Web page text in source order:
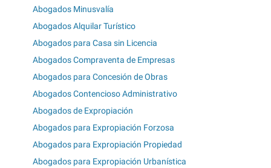
Abogados Minusvalía
Abogados Alquilar Turístico
Abogados para Casa sin Licencia
Abogados Compraventa de Empresas
Abogados para Concesión de Obras
Abogados Contencioso Administrativo
Abogados de Expropiación
Abogados para Expropiación Forzosa
Abogados para Expropiación Propiedad
Abogados para Expropiación Urbanística